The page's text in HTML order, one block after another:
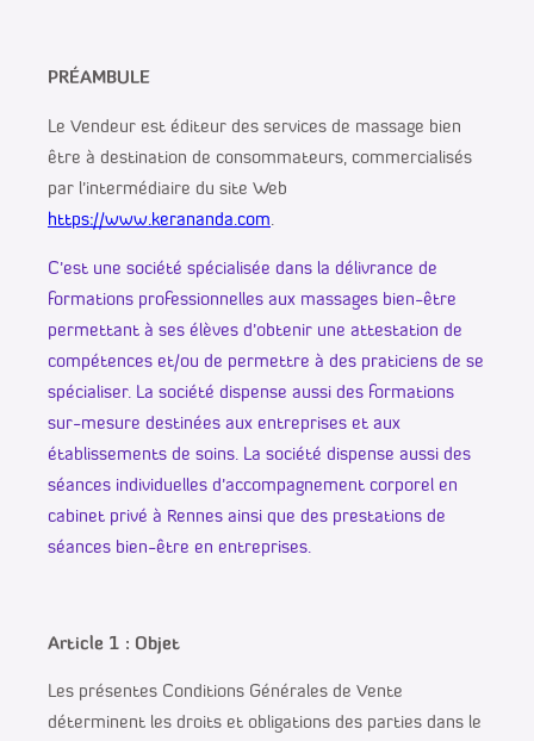
PRÉAMBULE
Le Vendeur est éditeur des services de massage bien
être à destination de consommateurs, commercialisés
par l’intermédiaire du site Web
https://www.kerananda.com.
C’est une société spécialisée dans la délivrance de
formations professionnelles aux massages bien-être
permettant à ses élèves d’obtenir une attestation de
compétences et/ou de permettre à des praticiens de se
spécialiser. La société dispense aussi des formations
sur-mesure destinées aux entreprises et aux
établissements de soins. La société dispense aussi des
séances individuelles d’accompagnement corporel en
cabinet privé à Rennes ainsi que des prestations de
séances bien-être en entreprises.
Article 1 : Objet
Les présentes Conditions Générales de Vente
déterminent les droits et obligations des parties dans le